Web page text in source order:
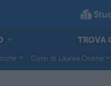
TROVA
Corsi di Laurea Online